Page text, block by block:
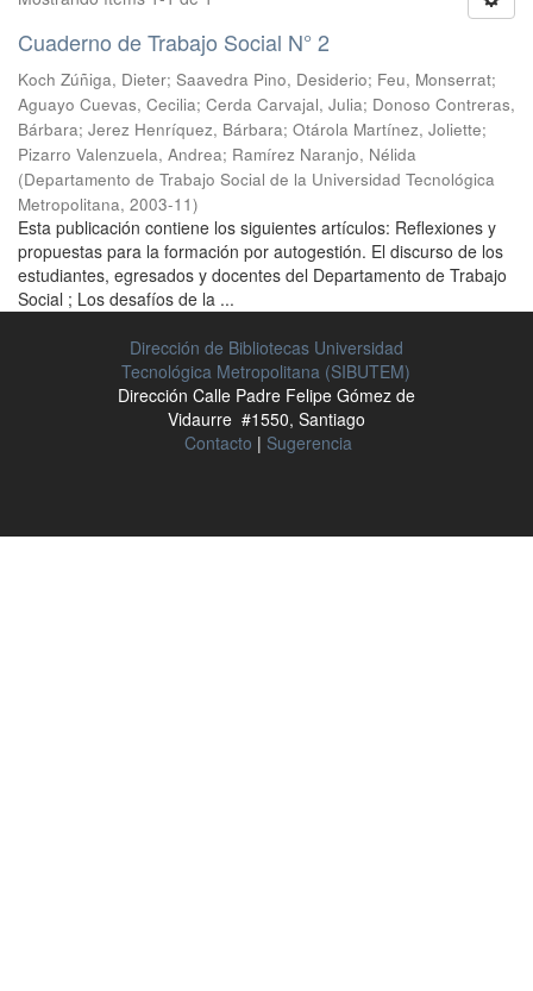
Cuaderno de Trabajo Social N° 2
Koch Zúñiga, Dieter; Saavedra Pino, Desiderio; Feu, Monserrat;
Aguayo Cuevas, Cecilia; Cerda Carvajal, Julia; Donoso Contreras,
Bárbara; Jerez Henríquez, Bárbara; Otárola Martínez, Joliette;
Pizarro Valenzuela, Andrea; Ramírez Naranjo, Nélida
(Departamento de Trabajo Social de la Universidad Tecnológica
Metropolitana, 2003-11)
Esta publicación contiene los siguientes artículos: Reflexiones y
propuestas para la formación por autogestión. El discurso de los
estudiantes, egresados y docentes del Departamento de Trabajo
Social ; Los desafíos de la ...
Dirección de Bibliotecas Universidad
Tecnológica Metropolitana (SIBUTEM)
Dirección Calle Padre Felipe Gómez de
Vidaurre #1550, Santiago
Contacto | Sugerencia